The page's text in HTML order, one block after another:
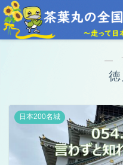
―
日本200名城